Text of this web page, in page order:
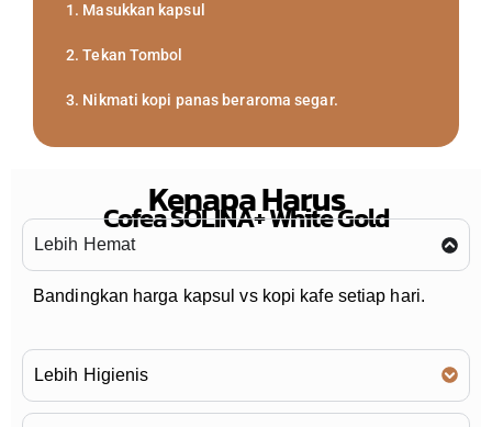
1. Masukkan kapsul
2. Tekan Tombol
3. Nikmati kopi panas beraroma segar.
Kenapa Harus
Cofea SOLINA+ White Gold
Lebih Hemat
Bandingkan harga kapsul vs kopi kafe setiap hari.
Lebih Higienis